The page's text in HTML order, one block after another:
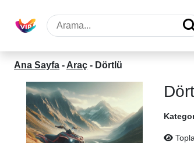
Ana Sayfa - Araç - Dörtlü